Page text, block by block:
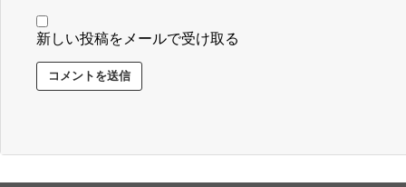
新しい投稿をメールで受け取る